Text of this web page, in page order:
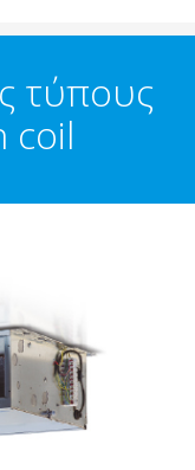
τύπους
coil